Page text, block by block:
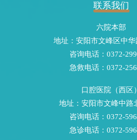
联系我们
六院本部
地址：安阳市文峰区中
咨询电话：0372-
急救电话：0372-
口腔医院（西区）
地址：安阳市文峰中路
咨询电话：0372-
急诊电话：0372-